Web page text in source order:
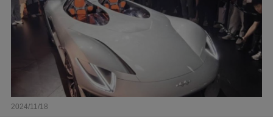
2024/11/18